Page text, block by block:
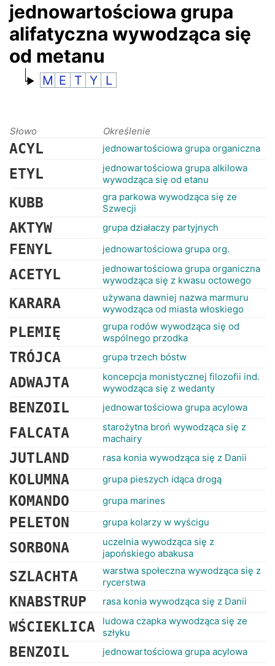
jednowartościowa grupa
alifatyczna wywodząca się
od metanu
M E T Y L
Słowo Określenie
ACYL jednowartościowa grupa organiczna
ETYL
jednowartościowa grupa alkilowa
wywodząca się od etanu
KUBB
gra parkowa wywodząca się ze
Szwecji
AKTYW grupa działaczy partyjnych
FENYL jednowartościowa grupa org.
ACETYL
jednowartościowa grupa organiczna
wywodząca się z kwasu octowego
KARARA
używana dawniej nazwa marmuru
wywodząca od miasta włoskiego
PLEMIĘ
grupa rodów wywodząca się od
wspólnego przodka
TRÓJCA grupa trzech bóstw
ADWAJTA
koncepcja monistycznej filozofii ind.
wywodząca się z wedanty
BENZOIL jednowartościowa grupa acylowa
FALCATA
starożytna broń wywodząca się z
machairy
JUTLAND rasa konia wywodząca się z Danii
KOLUMNA grupa pieszych idąca drogą
KOMANDO grupa marines
PELETON grupa kolarzy w wyścigu
SORBONA
uczelnia wywodząca się z
japońskiego abakusa
SZLACHTA
warstwa społeczna wywodząca się z
rycerstwa
KNABSTRUP rasa konia wywodząca się z Danii
WŚCIEKLICA
ludowa czapka wywodząca się ze
szłyku
BENZOIL
jednowartościowa grupa acylowa